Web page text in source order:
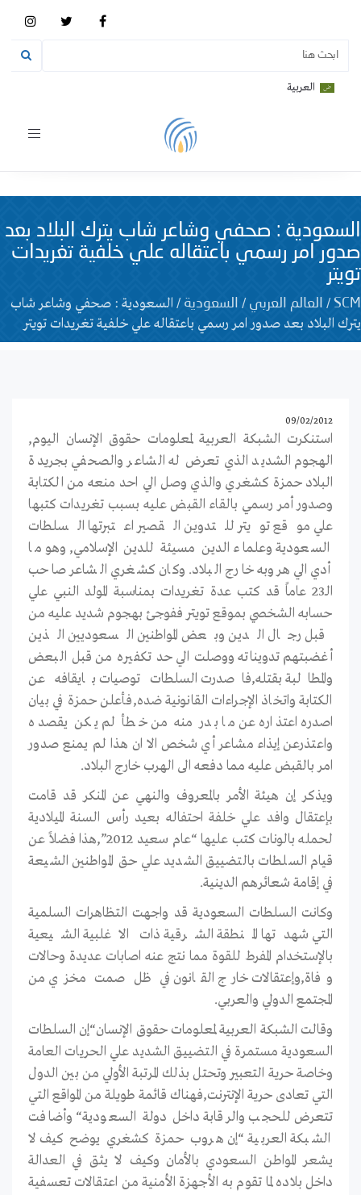
العربية
Toggle
السعودية : صحفي وشاعر شاب يترك البلاد بعد
صدور امر رسمي باعتقاله علي خلفية تغريدات
تويتر
SCM
/ العالم العربي / السعودية / السعودية : صحفي وشاعر شاب
يترك البلاد بعد صدور امر رسمي باعتقاله علي خلفية تغريدات تويتر
09/02/2012
استنكرت الشبكة العربية لمعلومات حقوق الإنسان اليوم,
الهجوم الشديد الذي تعرض له الشاعر والصحفي بجريدة
البلاد حمزة كشغري والذي وصل الي احد منعه من الكتابة
وصدور أمر رسمي بالقاء القبض عليه بسبب تغريدات كتبها
علي موقع تويتر للتدوين القصير اعتبرتها السلطات
السعودية وعلماء الدين مسيئة للدين الإسلامي, وهو ما
أدي الي هروبه خارج البلاد. وكان كشغري الشاعر صاحب
الـ23 عاماً قد كتب عدة تغريدات بمناسبة المولد النبي علي
حسابه الشخصي بموقع تويتر ففوجئ بهجوم شديد عليه من
قبل رجال الدين وبعض المواطنين السعوديين الذين
أغضبتهم تدويناته ووصلت الي حد تكفيره من قبل البعض
والمطالبة بقتله,فاصدرت السلطات توصيات بايقافه عن
الكتابة واتخاذ الإجراءات القانونية ضده,فأعلن حمزة في بيان
اصدره اعتذاره عن ما بدر منه من خطأ لم يكن يقصده
واعتذرعن إيذاء مشاعر أي شخص الا ان هذا لم يمنع صدور
امر بالقبض عليه مما دفعه الى الهرب خارج البلاد.
ويذكر إن هيئة الأمر بالمعروف والنهي عن المنكر قد قامت
بإعتقال وافد علي خلفة احتفاله بعيد رأس السنة الميلادية
لحمله بالونات كتب عليها “عام سعيد 2012”,هذا فضلاً عن
قيام السلطات بالتضييق الشديد علي حق المواطنين الشيعة
في إقامة شعائرهم الدينية.
وكانت السلطات السعودية قد واجهت التظاهرات السلمية
التي شهدتها المنطقة الشرقية ذات الاغلبية الشيعية
بالإستخدام المفرط للقوة مما نتج عنه اصابات عديدة وحالات
وفاة,وإعتقالات خارج القانون في ظل صمت مخزي من
المجتمع الدولي والعربي.
وقالت الشبكة العربية لمعلومات حقوق الإنسان“إن السلطات
السعودية مستمرة في التضييق الشديد علي الحريات العامة
وخاصة حرية التعبير وتحتل بذلك المرتبة الأولي من بين الدول
التي تعادى حرية الإنترنت,فهناك قائمة طويلة من المواقع التي
تتعرض للحجب والرقابة داخل دولة السعودية“ وأضافت
الشبكة العربية “إن هروب حمزة كشغري يوضح كيف لا
يشعر المواطن السعودي بالأمان وكيف لا يثق في العدالة
داخل بلاده لما تقوم به الأجهزة الأمنية من اعتقالات تعسفية